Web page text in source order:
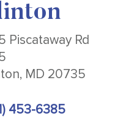
Piscataway Rd
MD 20735
453-6385